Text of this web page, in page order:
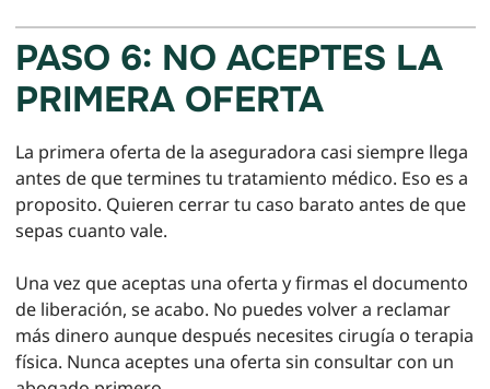
PASO 6: NO ACEPTES LA
PRIMERA OFERTA
La primera oferta de la aseguradora casi siempre llega
antes de que termines tu tratamiento médico. Eso es a
proposito. Quieren cerrar tu caso barato antes de que
sepas cuanto vale.
Una vez que aceptas una oferta y firmas el documento
de liberación, se acabo. No puedes volver a reclamar
más dinero aunque después necesites cirugía o terapia
física. Nunca aceptes una oferta sin consultar con un